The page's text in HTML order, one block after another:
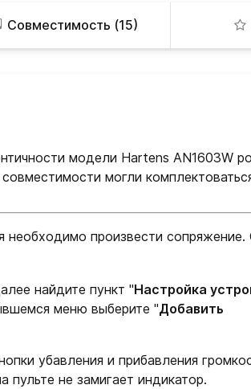
Совместимость (15)
модели Hartens AN1603W
могли
необходимо произвести сопряжение.
найдите пункт "Настройка
меню выберите "Добавить
убавления и прибавления
не замигает индикатор.